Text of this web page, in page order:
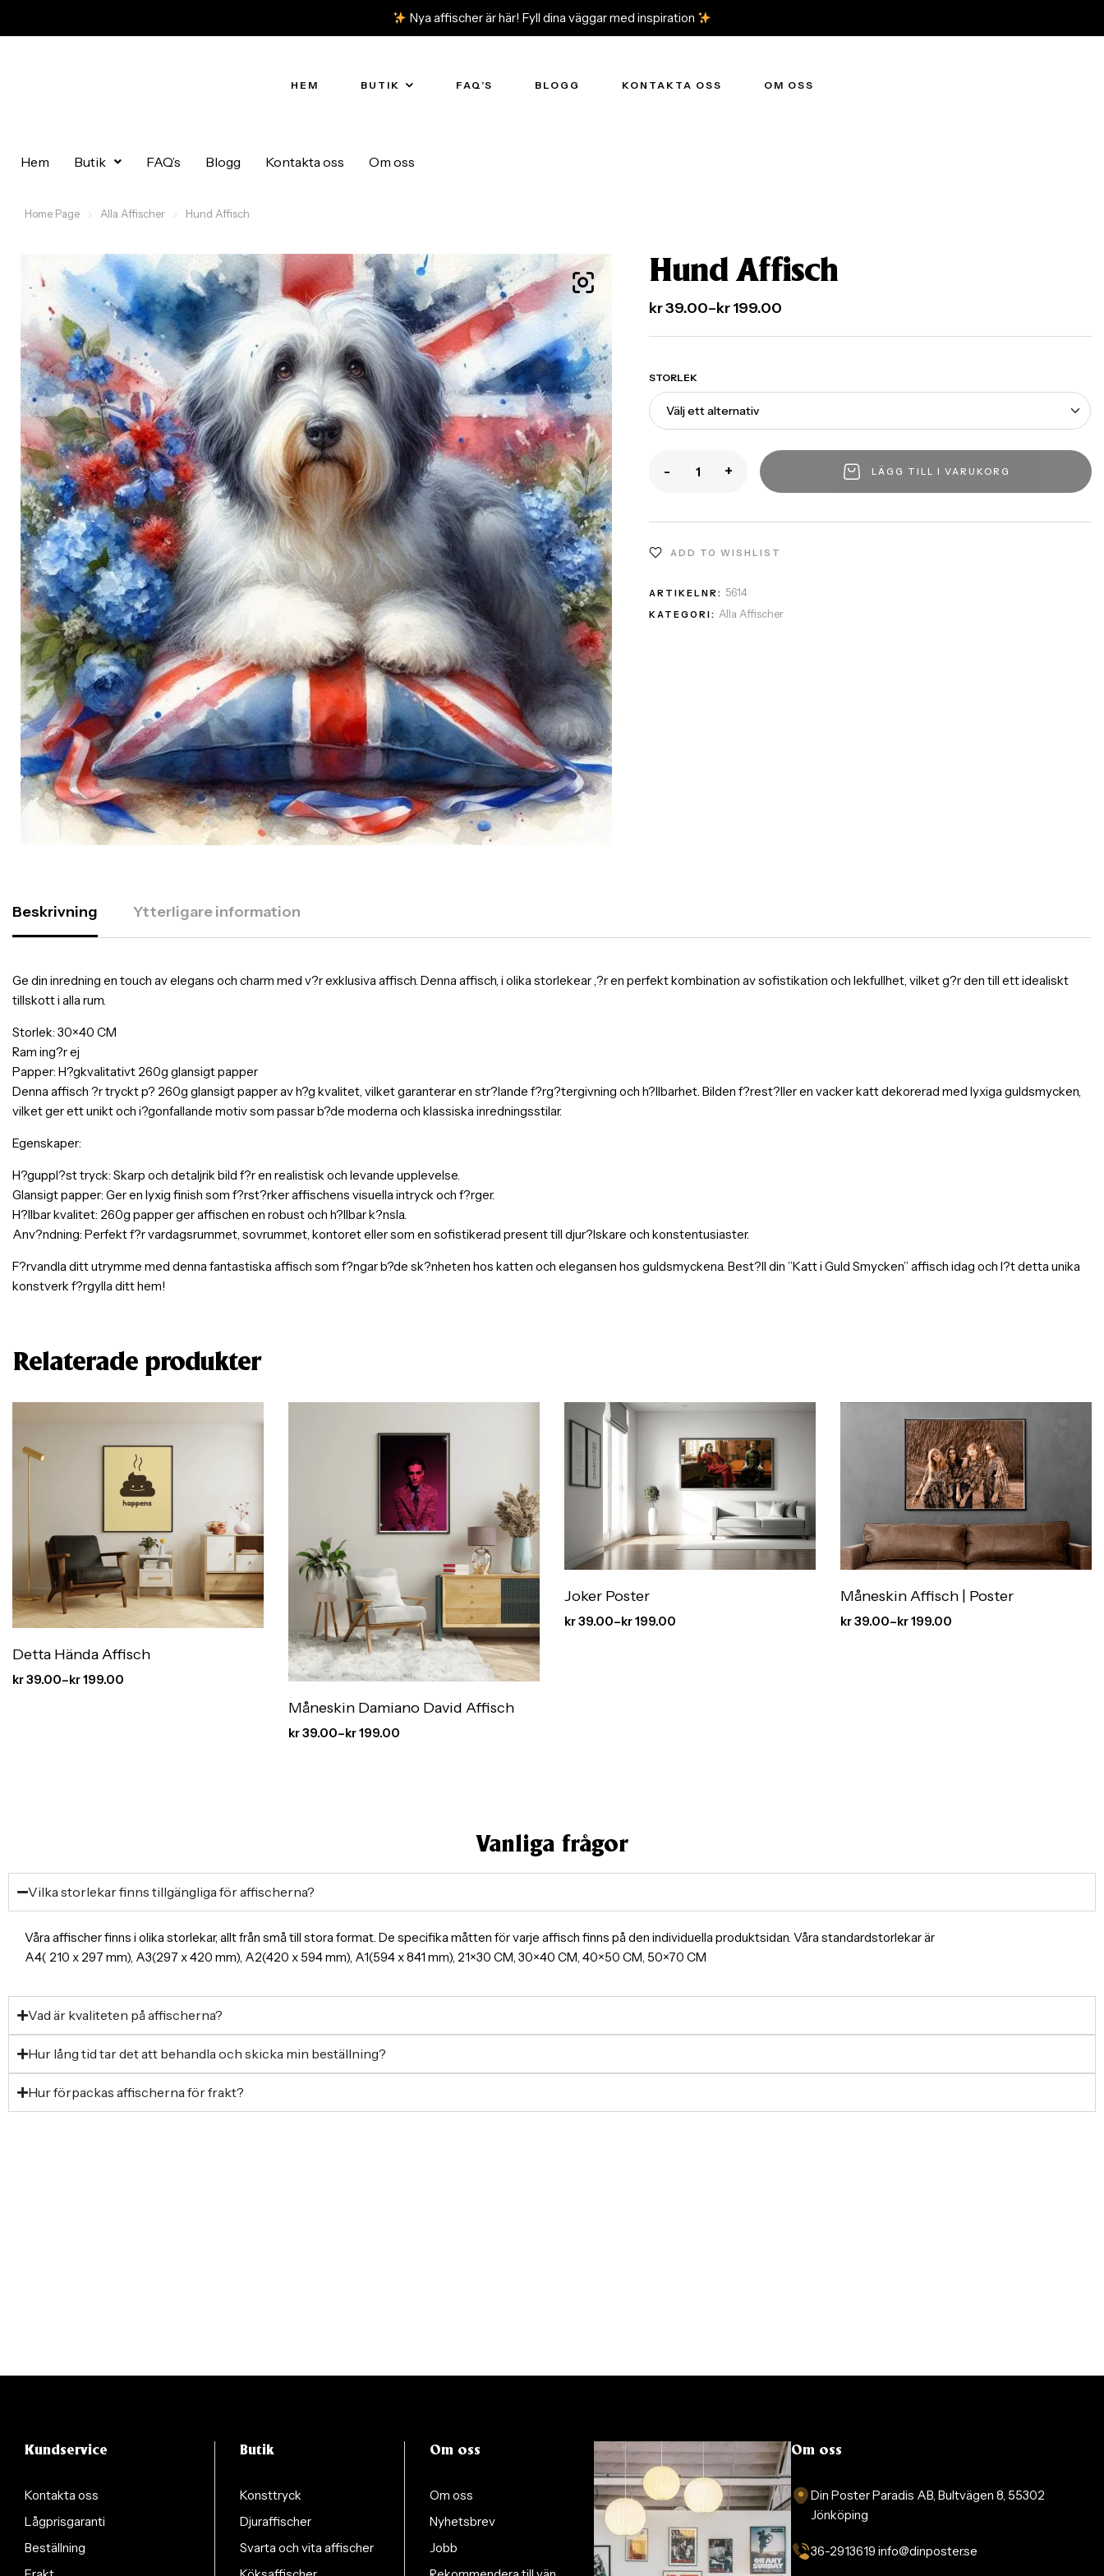
Nya affischer är här! Fyll dina väggar med inspiration
HEM BUTIK FAQ’S BLOGG KONTAKTA OSS OM OSS
Hem Butik FAQ’s Blogg Kontakta oss Om oss
Home Page Alla Affischer Hund Affisch
Hund Affisch
kr39.00–kr199.00
STORLEK
- + LÄGG TILL I VARUKORG
ADD TO WISHLIST
ARTIKELNR: 5614
KATEGORI:Alla Affischer
Beskrivning Ytterligare information
Ge din inredning en touch av elegans och charm med v?r exklusiva affisch. Denna affisch, i olika storlekear ,?r en perfekt kombination av sofistikation och lekfullhet, vilket g?r den till ett idealiskt
tillskott i alla rum.
Storlek: 30×40 CM
Ram ing?r ej
Papper: H?gkvalitativt 260g glansigt papper
Denna affisch ?r tryckt p? 260g glansigt papper av h?g kvalitet, vilket garanterar en str?lande f?rg?tergivning och h?llbarhet. Bilden f?rest?ller en vacker katt dekorerad med lyxiga guldsmycken,
vilket ger ett unikt och i?gonfallande motiv som passar b?de moderna och klassiska inredningsstilar.
Egenskaper:
H?guppl?st tryck: Skarp och detaljrik bild f?r en realistisk och levande upplevelse.
Glansigt papper: Ger en lyxig finish som f?rst?rker affischens visuella intryck och f?rger.
H?llbar kvalitet: 260g papper ger affischen en robust och h?llbar k?nsla.
Anv?ndning: Perfekt f?r vardagsrummet, sovrummet, kontoret eller som en sofistikerad present till djur?lskare och konstentusiaster.
F?rvandla ditt utrymme med denna fantastiska affisch som f?ngar b?de sk?nheten hos katten och elegansen hos guldsmyckena. Best?ll din ”Katt i Guld Smycken” affisch idag och l?t detta unika
konstverk f?rgylla ditt hem!
Relaterade produkter
Detta Hända Affisch
kr39.00–kr199.00
Måneskin Damiano David Affisch
kr39.00–kr199.00
Joker Poster
kr39.00–kr199.00
Måneskin Affisch | Poster
kr39.00–kr199.00
Vanliga frågor
Vilka storlekar finns tillgängliga för affischerna?
Våra affischer finns i olika storlekar, allt från små till stora format. De specifika måtten för varje affisch finns på den individuella produktsidan. Våra standardstorlekar är
A4( 210 x 297 mm), A3(297 x 420 mm), A2(420 x 594 mm), A1(594 x 841 mm), 21×30 CM, 30×40 CM, 40×50 CM, 50×70 CM
Vad är kvaliteten på affischerna?
Hur lång tid tar det att behandla och skicka min beställning?
Hur förpackas affischerna för frakt?
Kundservice
Kontakta oss
Lågprisgaranti
Beställning
Butik
Konsttryck
Djuraffischer
Svarta och vita affischer
Om oss
Om oss
Nyhetsbrev
Jobb
Om oss
Din Poster Paradis AB, Bultvägen 8, 55302
Jönköping
36-2913619 info@dinposter.se​